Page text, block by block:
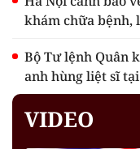
khám chữa bệnh,
Bộ Tư lệnh Quân
anh hùng liệt sĩ
VIDEO